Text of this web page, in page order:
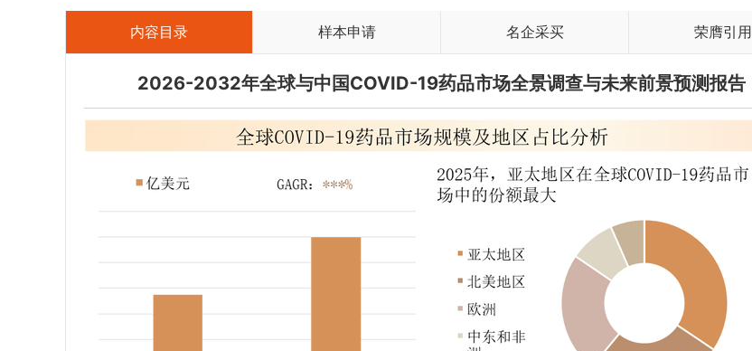
内容目录 样本申请 名企采买 荣膺引用
2026-2032年全球与中国COVID-19药品市场全景调查与未来前景预测报告